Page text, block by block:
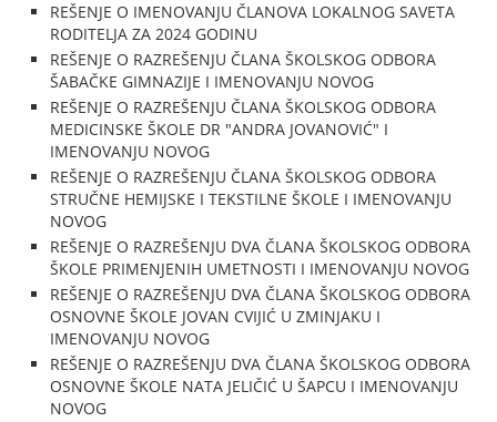
REŠENJE O IMENOVANJU ČLANOVA LOKALNOG SAVETA
RODITELJA ZA 2024 GODINU
REŠENJE O RAZREŠENJU ČLANA ŠKOLSKOG ODBORA
ŠABAČKE GIMNAZIJE I IMENOVANJU NOVOG
REŠENJE O RAZREŠENJU ČLANA ŠKOLSKOG ODBORA
MEDICINSKE ŠKOLE DR "ANDRA JOVANOVIĆ" I
IMENOVANJU NOVOG
REŠENJE O RAZREŠENJU ČLANA ŠKOLSKOG ODBORA
STRUČNE HEMIJSKE I TEKSTILNE ŠKOLE I IMENOVANJU
NOVOG
REŠENJE O RAZREŠENJU DVA ČLANA ŠKOLSKOG ODBORA
ŠKOLE PRIMENJENIH UMETNOSTI I IMENOVANJU NOVOG
REŠENJE O RAZREŠENJU DVA ČLANA ŠKOLSKOG ODBORA
OSNOVNE ŠKOLE JOVAN CVIJIĆ U ZMINJAKU I
IMENOVANJU NOVOG
REŠENJE O RAZREŠENJU DVA ČLANA ŠKOLSKOG ODBORA
OSNOVNE ŠKOLE NATA JELIČIĆ U ŠAPCU I IMENOVANJU
NOVOG